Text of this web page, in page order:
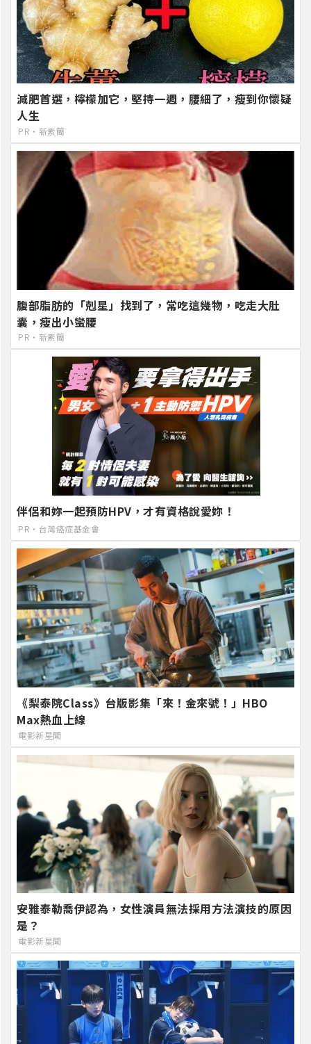
減肥首選，檸檬加它，堅持一週，腰細了，瘦到你懷疑
人生
PR・新素簡
腹部脂肪的「剋星」找到了，常吃這幾物，吃走大肚
囊，瘦出小蠻腰
PR・新素簡
伴侶和妳一起預防HPV，才有資格說愛妳！
PR・台灣癌症基金會
《梨泰院Class》台版影集「來！金來號！」HBO
Max熱血上線
電影新星聞
安雅泰勒喬伊認為，女性演員無法採用方法演技的原因
是？
電影新星聞